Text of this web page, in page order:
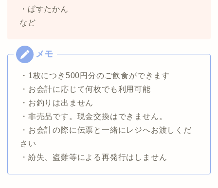
・ぱすたかん
など
・1枚につき500円分のご飲食ができます
・お会計に応じて何枚でも利用可能
・お釣りは出ません
・非売品です。現金交換はできません。
・お会計の際に伝票と一緒にレジへお渡しくだ
さい
・紛失、盗難等による再発行はしません